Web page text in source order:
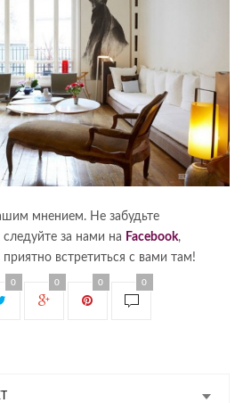
мнением. Не забудьте
за нами на Facebook,
приятно встретиться с вами там!
0 0 0 0